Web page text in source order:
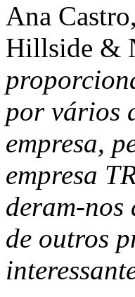
Ana
Hillside &
por vários
empresa,
empresa
deram-nos
de outros